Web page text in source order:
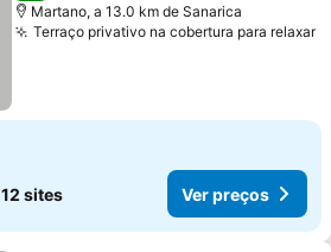
Martano, a 13.0 km de Sanarica
Terraço privativo na cobertura para relaxar
12 sites Ver preços